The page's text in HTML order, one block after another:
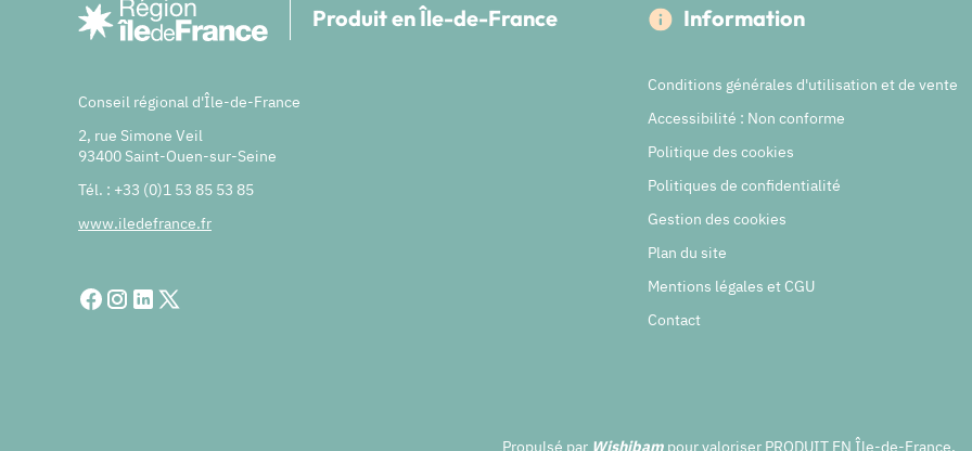
Produit en Île-de-France
Conseil régional d'Île-de-France
2, rue Simone Veil
93400 Saint-Ouen-sur-Seine
Tél. : +33 (0)1 53 85 53 85
www.iledefrance.fr
Information
Conditions générales d'utilisation et de vente
Accessibilité : Non conforme
Politique des cookies
Politiques de confidentialité
Gestion des cookies
Plan du site
Mentions légales et CGU
Contact
Propulsé par Wishibam pour valoriser PRODUIT EN Île-de-France.